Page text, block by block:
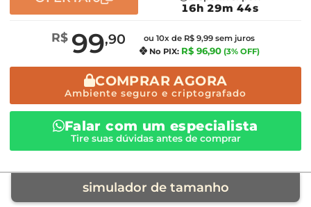
16h 29m 43s
R$ 99,90
ou 10x de R$ 9,99 sem juros
No PIX: R$ 96,90 (3% OFF)
COMPRAR AGORA
Ambiente seguro e criptografado
Falar com um especialista
Tire suas dúvidas antes de comprar
simulador de tamanho